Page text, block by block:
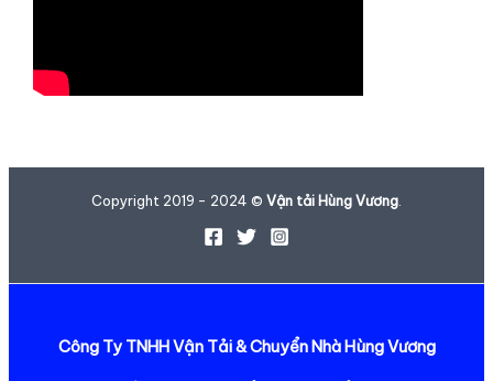
Copyright 2019 - 2024 © Vận tải Hùng Vương.
Công Ty TNHH Vận Tải & Chuyển Nhà Hùng Vương